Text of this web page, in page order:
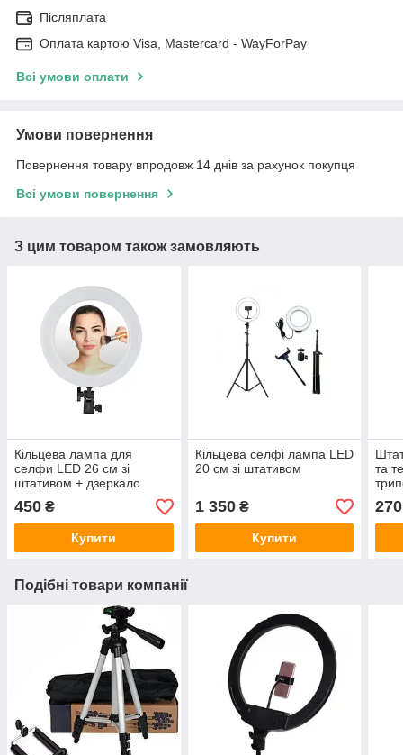
Післяплата
Оплата картою Visa, Mastercard - WayForPay
Всі умови оплати
Умови повернення
Повернення товару впродовж 14 днів за рахунок покупця
Всі умови повернення
З цим товаром також замовляють
Кільцева лампа для
селфи LED 26 см зі
штативом + дзеркало
450 ₴
Купити
Кільцева селфі лампа LED
20 см зі штативом
1 350₴
Купити
та
270
Подібні товари компанії